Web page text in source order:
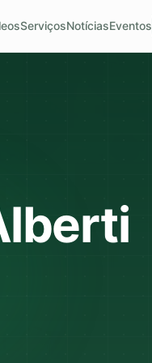
ServiçosNotíciasEventos